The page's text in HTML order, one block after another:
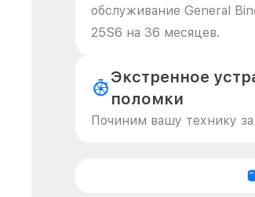
обслуживание General
25S6 на 36 месяцев.
Экстренное
поломки
Починим вашу технику за